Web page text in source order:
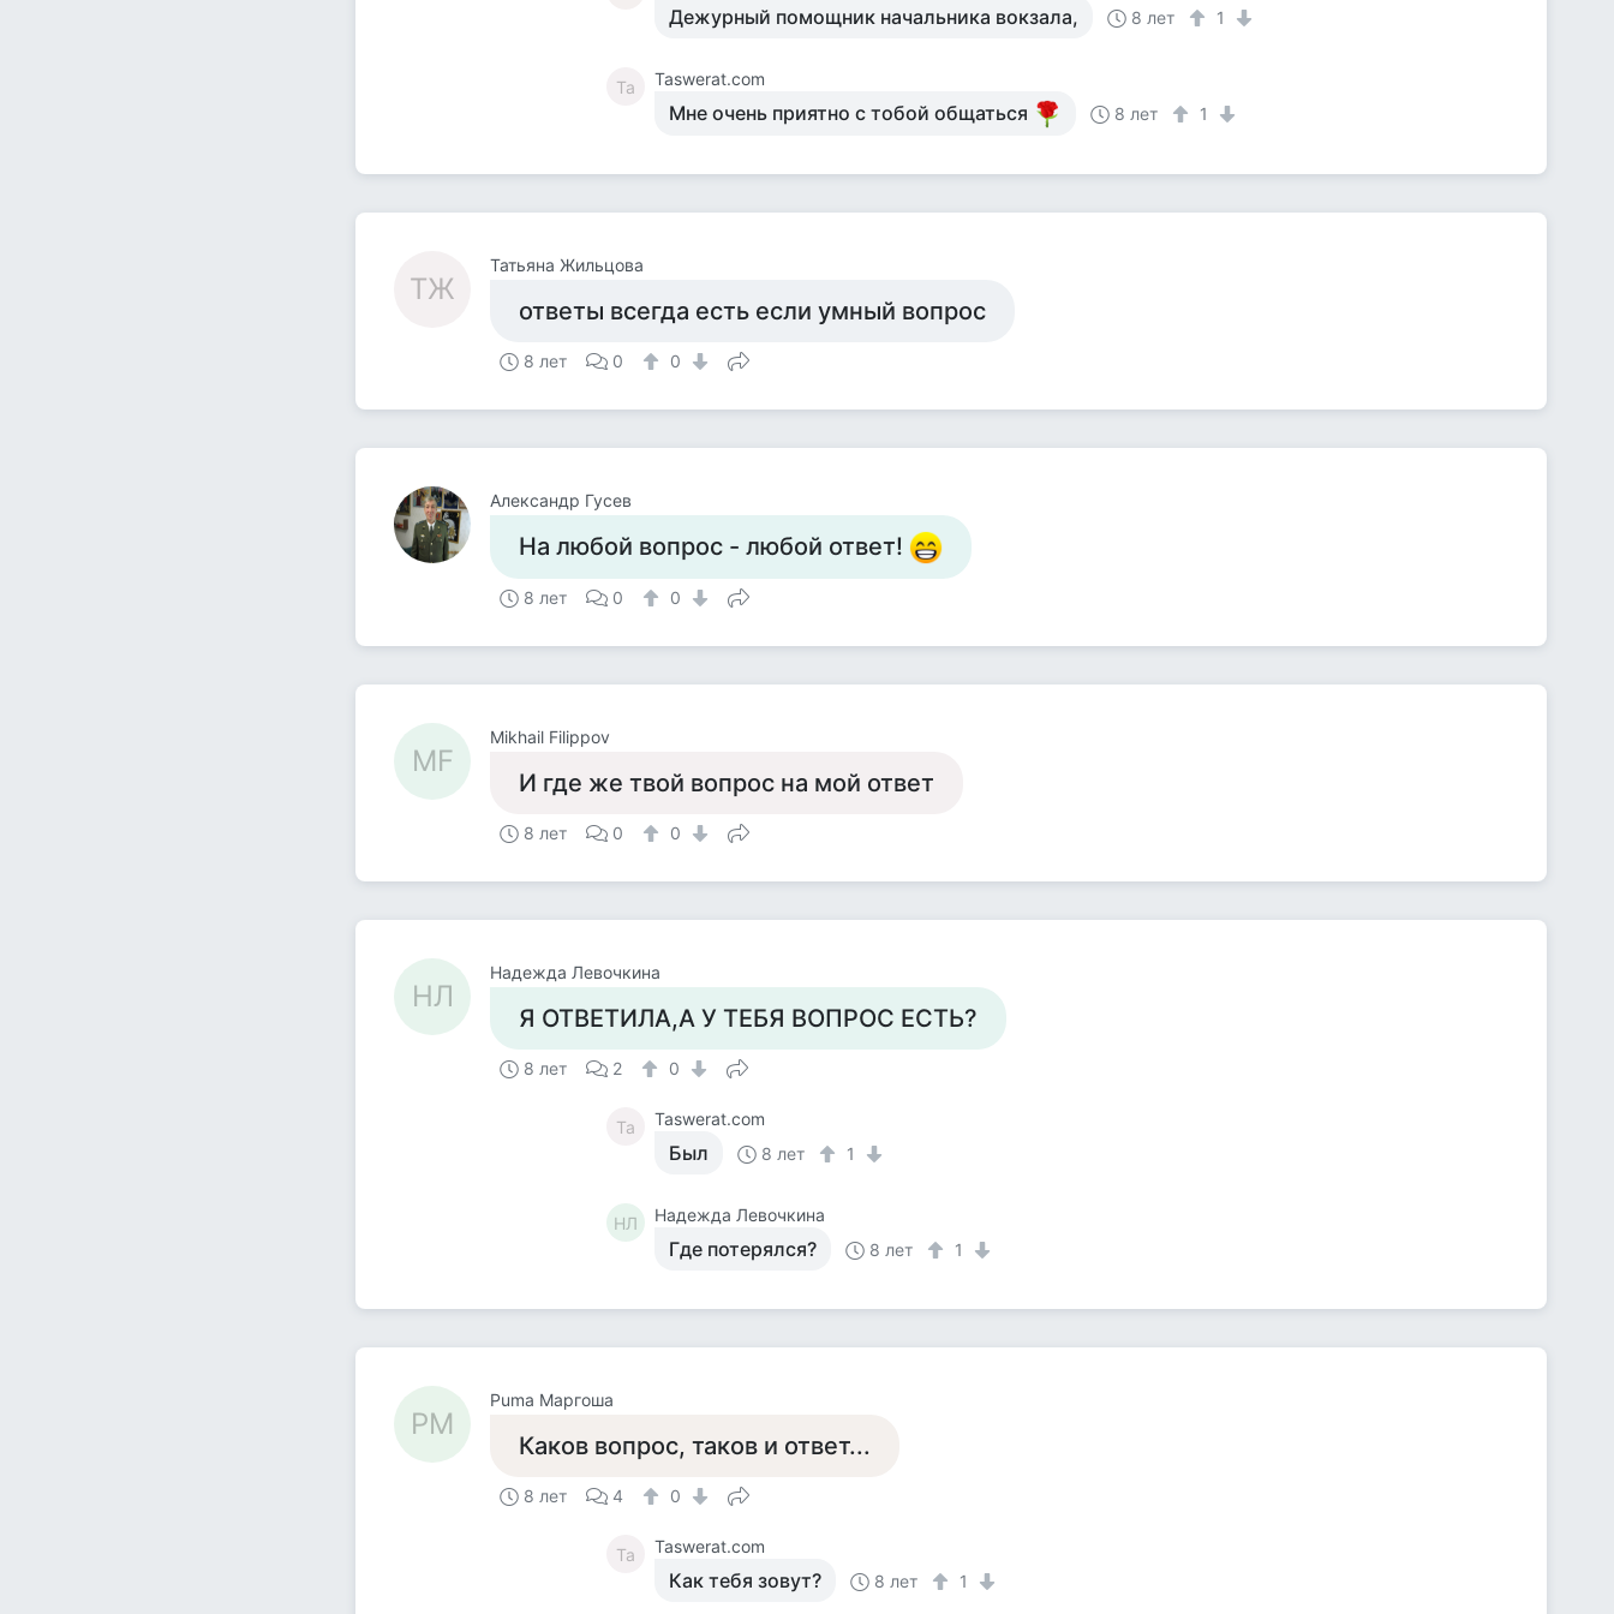
Дежурный помощник начальника вокзала, 8 лет 1
Ta Taswerat.com
Мне очень приятно с тобой общаться 8 лет 1
ТЖ
Татьяна Жильцова
ответы всегда есть если умный вопрос
8 лет 0 0
Александр Гусев
На любой вопрос - любой ответ!
8 лет 0 0
MF
Mikhail Filippov
И где же твой вопрос на мой ответ
8 лет 0 0
НЛ
Надежда Левочкина
Я ОТВЕТИЛА,А У ТЕБЯ ВОПРОС ЕСТЬ?
8 лет 2 0
Ta Taswerat.com
Был 8 лет 1
НЛ Надежда Левочкина
Где потерялся? 8 лет 1
PМ
Puma Маргоша
Каков вопрос, таков и ответ...
8 лет 4 0
Ta Taswerat.com
Как тебя зовут? 8 лет 1